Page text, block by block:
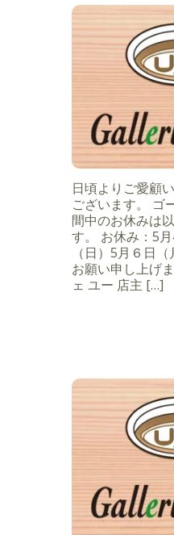
日頃よりご愛顧
ございます。 ゴ
間中のお休みは
す。 お休み：5
（日）5月６日
お願い申し上げ
ェ ユー 店主 […]